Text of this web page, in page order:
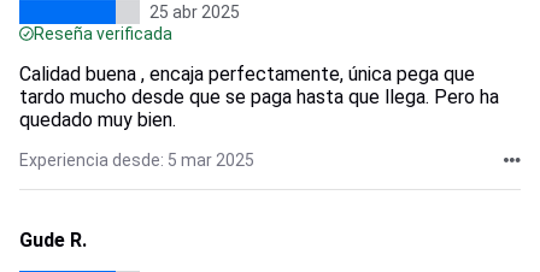
25 abr 2025
Reseña verificada
Calidad buena , encaja perfectamente, única pega que
tardo mucho desde que se paga hasta que llega. Pero ha
quedado muy bien.
Experiencia desde: 5 mar 2025
Gude R.